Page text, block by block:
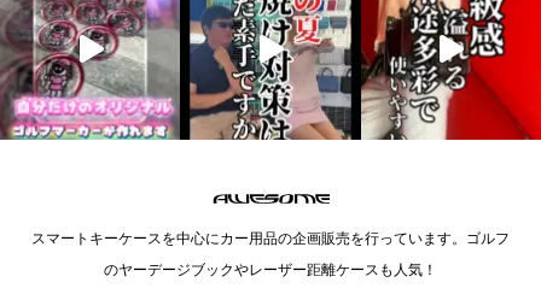
スマートキーケースを中心にカー用品の企画販売を行っています。ゴルフ
のヤーデージブックやレーザー距離ケースも人気！